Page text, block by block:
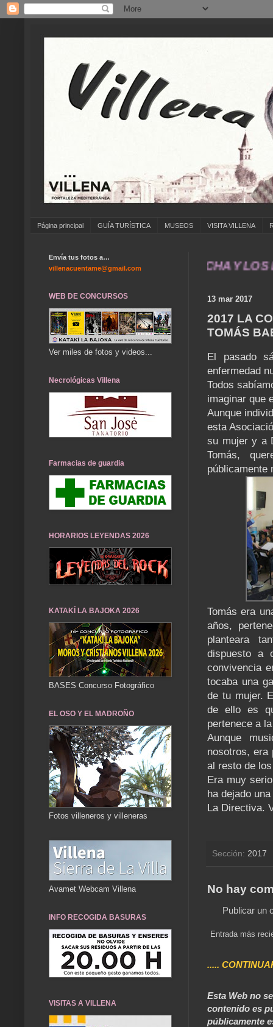
Página principal GUÍA TURÍSTICA MUSEOS VISITA VILLENA
PONER LA FECHA Y LOS
13 mar 2017
2017 LA
TOMÁS
El pasado
enfermedad
Todos
imaginar que
Aunque
esta
su mujer y a
Tomás,
públicamente
Tomás era
años,
planteara
dispuesto a
convivencia
tocaba una
de tu mujer.
de ello es
pertenece a
Aunque
nosotros, era
al resto de
Era muy
ha dejado
La Directiva.
Sección: 2017
No hay
Publicar un
Entrada más
.....
Esta Web no
contenido es
públicamente
Envía tus fotos a…
villenacuentame@gmail.com
WEB DE CONCURSOS
Ver miles de fotos y videos...
Necrológicas Villena
Farmacias de guardia
HORARIOS LEYENDAS 2026
KATAKÍ LA BAJOKA 2026
BASES Concurso Fotográfico
EL OSO Y EL MADROÑO
Fotos villeneros y villeneras
Avamet Webcam Villena
INFO RECOGIDA BASURAS
VISITAS A VILLENA